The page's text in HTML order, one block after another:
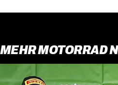
MEHR MOTORRAD